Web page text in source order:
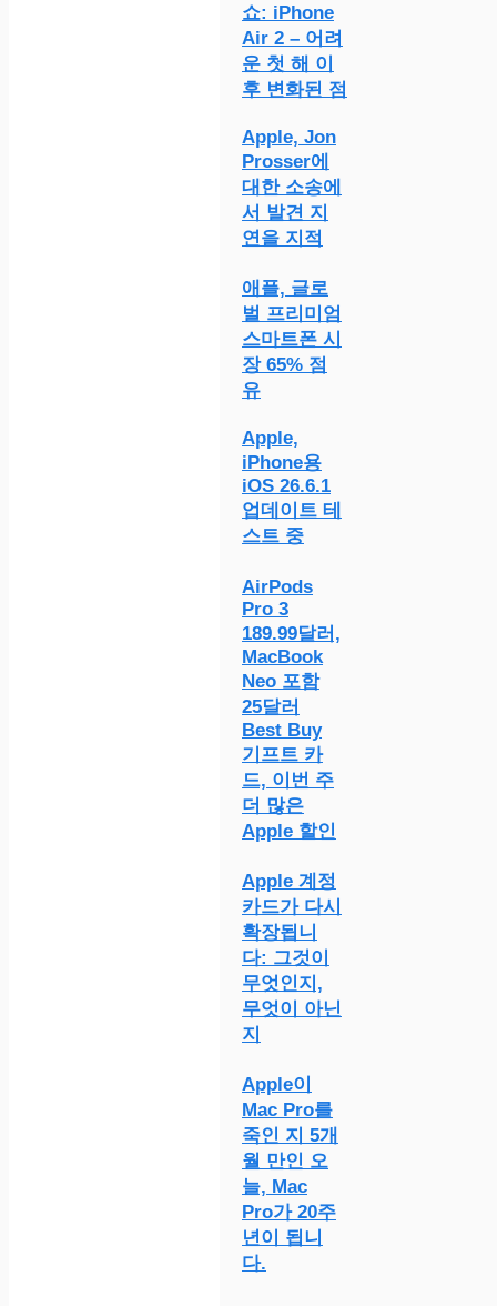
쇼: iPhone
Air 2 – 어려
운 첫 해 이
후 변화된 점
Apple, Jon
Prosser에
대한 소송에
서 발견 지
연을 지적
애플, 글로
벌 프리미엄
스마트폰 시
장 65% 점
유
Apple,
iPhone용
iOS 26.6.1
업데이트 테
스트 중
AirPods
Pro 3
189.99달러,
MacBook
Neo 포함
25달러
Best Buy
기프트 카
드, 이번 주
더 많은
Apple 할인
Apple 계정
카드가 다시
확장됩니
다: 그것이
무엇인지,
무엇이 아닌
지
Apple이
Mac Pro를
죽인 지 5개
월 만인 오
늘, Mac
Pro가 20주
년이 됩니
다.